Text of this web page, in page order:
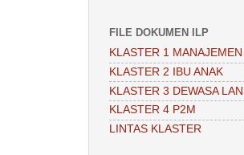
FILE DOKUMEN ILP
KLASTER 1 MANAJEMEN
KLASTER 2 IBU ANAK
KLASTER 3 DEWASA
KLASTER 4 P2M
LINTAS KLASTER